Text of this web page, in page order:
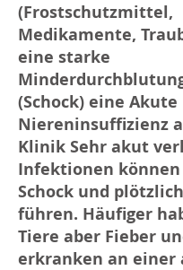
(Frostschutzmittel,
Medikamente,
eine starke
(Schock) eine Akute
Niereninsuffizienz
Klinik Sehr akut
Infektionen können
Schock und
führen. Häufiger
Tiere aber Fieber
erkranken an einer